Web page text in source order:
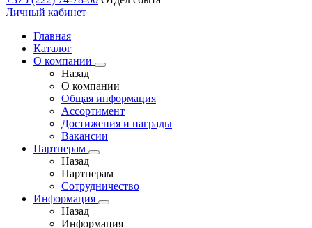
Личный кабинет
Главная
Каталог
О компании
Назад
О компании
Общая информация
Ассортимент
Достижения и награды
Вакансии
Партнерам
Назад
Партнерам
Сотрудничество
Информация
Назад
Информация